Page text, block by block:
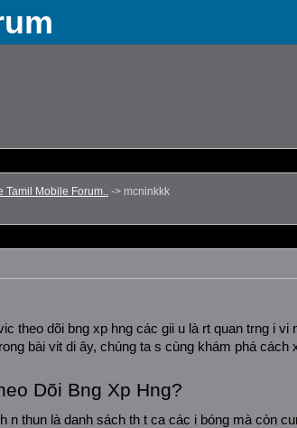
Tamil Mobile Forum.. -> mcninkkk
theo dõi bng xp hng các gii u là rt quan trng i
bài vit di ây, chúng ta s cùng khám phá
Dõi Bng Xp Hng?
n thun là danh sách th t ca các i bóng mà còn